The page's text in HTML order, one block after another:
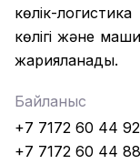
көлік-
көлігі және
жарияланады.
Байланыс
+7 7172 60 44 92
+7 7172 60 44 88